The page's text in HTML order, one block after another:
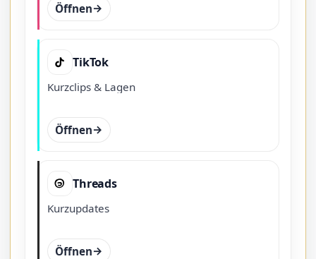
Öffnen
TikTok
Kurzclips & Lagen
Öffnen
Threads
Kurzupdates
Öffnen